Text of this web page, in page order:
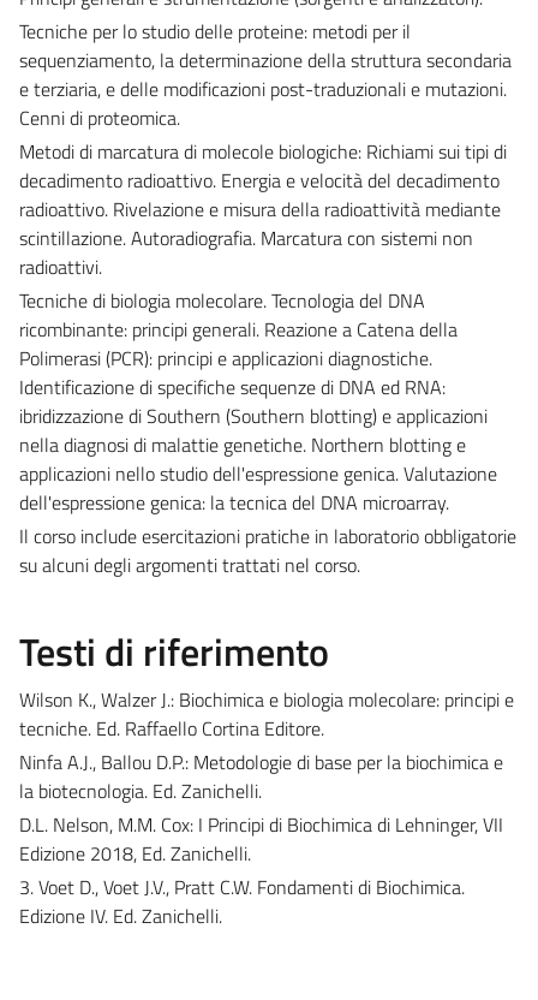
Tecniche per lo studio delle proteine: metodi per il
sequenziamento, la determinazione della struttura secondaria
e terziaria, e delle modificazioni post-traduzionali e mutazioni.
Cenni di proteomica.
Metodi di marcatura di molecole biologiche: Richiami sui tipi di
decadimento radioattivo. Energia e velocità del decadimento
radioattivo. Rivelazione e misura della radioattività mediante
scintillazione. Autoradiografia. Marcatura con sistemi non
radioattivi.
Tecniche di biologia molecolare. Tecnologia del DNA
ricombinante: principi generali. Reazione a Catena della
Polimerasi (PCR): principi e applicazioni diagnostiche.
Identificazione di specifiche sequenze di DNA ed RNA:
ibridizzazione di Southern (Southern blotting) e applicazioni
nella diagnosi di malattie genetiche. Northern blotting e
applicazioni nello studio dell'espressione genica. Valutazione
dell'espressione genica: la tecnica del DNA microarray.
Il corso include esercitazioni pratiche in laboratorio obbligatorie
su alcuni degli argomenti trattati nel corso.
Testi di riferimento
Wilson K., Walzer J.: Biochimica e biologia molecolare: principi e
tecniche. Ed. Raffaello Cortina Editore.
Ninfa A.J., Ballou D.P.: Metodologie di base per la biochimica e
la biotecnologia. Ed. Zanichelli.
D.L. Nelson, M.M. Cox: I Principi di Biochimica di Lehninger, VII
Edizione 2018, Ed. Zanichelli.
3. Voet D., Voet J.V., Pratt C.W. Fondamenti di Biochimica.
Edizione IV. Ed. Zanichelli.